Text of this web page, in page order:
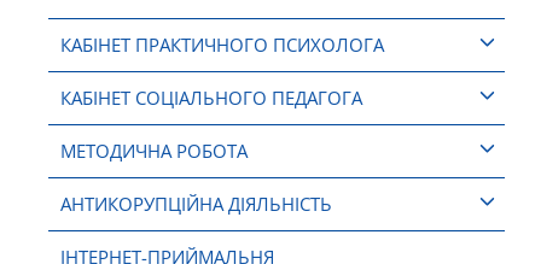
КАБІНЕТ ПРАКТИЧНОГО ПСИХОЛОГА
КАБІНЕТ СОЦІАЛЬНОГО ПЕДАГОГА
МЕТОДИЧНА РОБОТА
АНТИКОРУПЦІЙНА ДІЯЛЬНІСТЬ
ІНТЕРНЕТ-ПРИЙМАЛЬНЯ